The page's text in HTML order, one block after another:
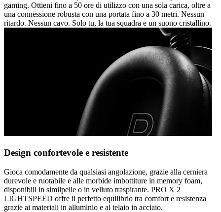
gaming. Ottieni fino a 50 ore di utilizzo con una sola carica, oltre a
una connessione robusta con una portata fino a 30 metri. Nessun
ritardo. Nessun cavo. Solo tu, la tua squadra e un suono cristallino.
Design confortevole e resistente
Gioca comodamente da qualsiasi angolazione, grazie alla cerniera
durevole e ruotabile e alle morbide imbottiture in memory foam,
disponibili in similpelle o in velluto traspirante. PRO X 2
LIGHTSPEED offre il perfetto equilibrio tra comfort e resistenza
grazie ai materiali in alluminio e al telaio in acciaio.